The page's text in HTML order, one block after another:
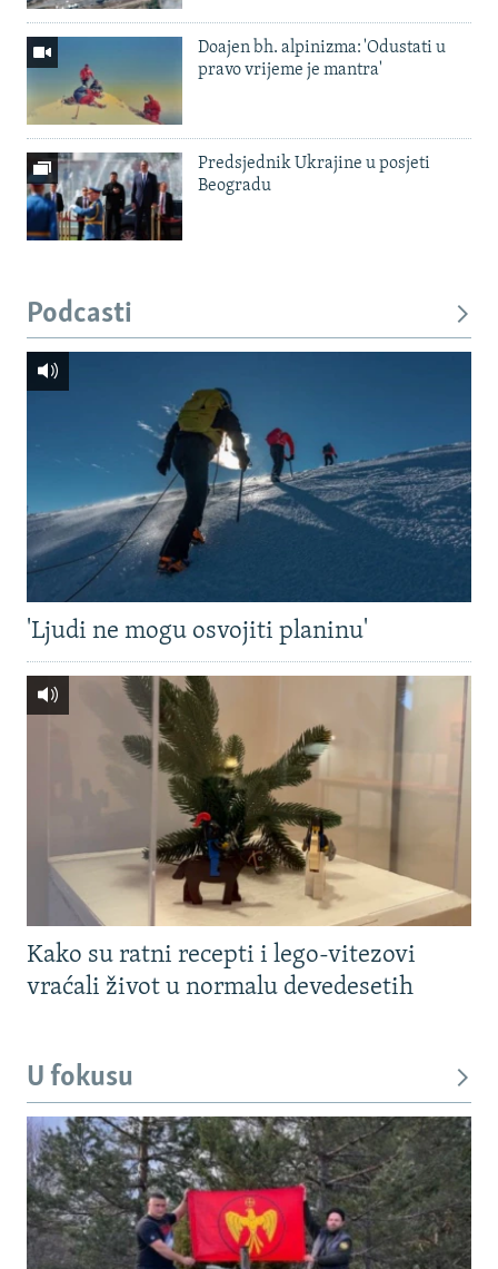
Doajen bh. alpinizma: 'Odustati u
pravo vrijeme je mantra'
Predsjednik Ukrajine u posjeti
Beogradu
Podcasti
'Ljudi ne mogu osvojiti planinu'
Kako su ratni recepti i lego-vitezovi
vraćali život u normalu devedesetih
U fokusu